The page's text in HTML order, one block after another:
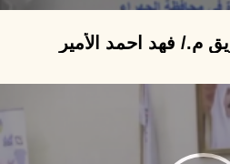
م./ فهد احمد الأمير